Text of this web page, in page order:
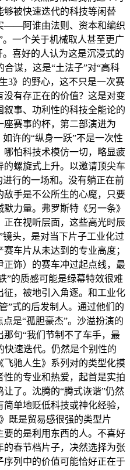
被快速迭代的科技等闲替
——阿谁由法则、资本和编织
一个关于机械取人甚至更广
喜好的人认为这是沉浸式的
谋，这是“土法子”对“高科
3》的野心，这不只是一次赛
有存正在的价值？这是对变
事、功利性的科技全能论的
赛事的杯，第二部演进为
许的“纵身一跃”不是一次性
怕科技术模仿一切，略显疲
螺旋式上升。以邀请顶尖车
行的一场和。没有躺正在前
手是不公所生的心魔，只要
力量。弗罗斯特《另一条》
在视听层面，这些高光时辰
头，是对当下片子工业化过
车片从未达到的专业高度；
正饰）的赛车冲过起点线，最
”的质感可能是绿幕特效很难
，被地引入角逐。和工业化
”式的后发制人。通过他们的
是“孤胆豪杰”。沙溢扮演的
句“我们节制不了车手，最
速迭代。仍然是个别性的
驰人生》系列对的类型化摸
的专业和热爱，起首是实拍
了。沈腾的“腾式诙谐”仍然
单地贬低科技或神化经验，
既是贸易感很强的类型片
的是利用东西的人。不喜好
春节档片子，决然选择为张
列中的价值可能恰好正在于